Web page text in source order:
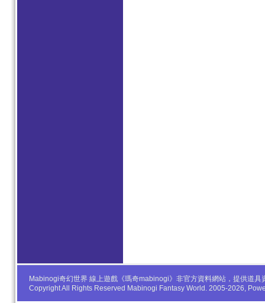
Mabinogi奇幻世界 線上遊戲《瑪奇mabinogi》非官方資料網站，提供道
Copyright All Rights Reserved Mabinogi Fantasy World. 2005-2026,